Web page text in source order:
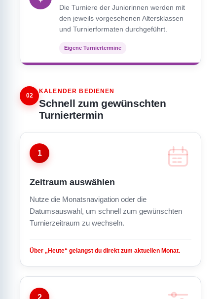
Die Turniere der Juniorinnen werden mit
den jeweils vorgesehenen Altersklassen
und Turnierformaten durchgeführt.
Eigene Turniertermine
02
KALENDER BEDIENEN
Schnell zum gewünschten
Turniertermin
1
Zeitraum auswählen
Nutze die Monatsnavigation oder die
Datumsauswahl, um schnell zum gewünschten
Turnierzeitraum zu wechseln.
Über „Heute“ gelangst du direkt zum aktuellen Monat.
2